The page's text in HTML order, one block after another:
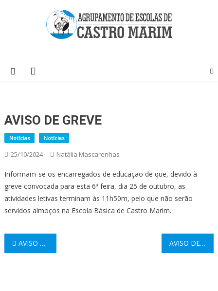
AVISO DE GREVE
Notícias Notícias
25/10/2024 Natália Mascarenhas
Informam-se os encarregados de educação de que, devido à
greve convocada para esta 6ª feira, dia 25 de outubro, as
atividades letivas terminam às 11h50m, pelo que não serão
servidos almoços na Escola Básica de Castro Marim.
Navegação
AVISO DE GREVE AVISO DE GREVE